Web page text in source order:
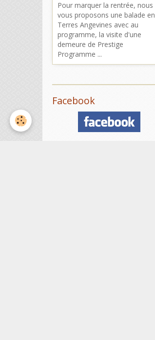
Pour marquer la rentrée, nous
vous proposons une balade en
Terres Angevines avec au
programme, la visite d'une
demeure de Prestige
Programme ...
Facebook